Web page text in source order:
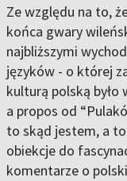
Ze względu na to,
końca gwary
najbliższymi
języków - o której
kulturą polską było
a propos od
to skąd jestem, a
obiekcje do
komentarze o